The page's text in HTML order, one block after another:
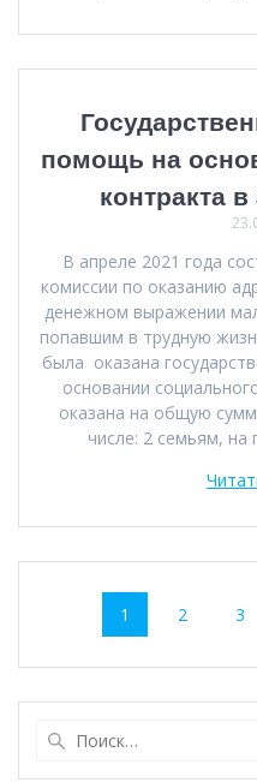
помощь на
контракта
В апреле 2021 года
комиссии по оказанию
денежном выражении
попавшим в трудную
была оказана
основании
оказана на общую
числе: 2 семьям,
Навигация
записям
Страница
1 Страница
2 3